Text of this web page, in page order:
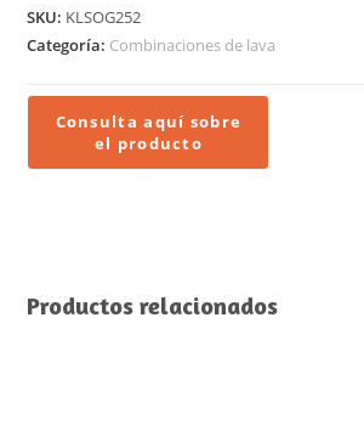
SKU: KLSOG252
Categoría: Combinaciones de lava
Productos relacionados